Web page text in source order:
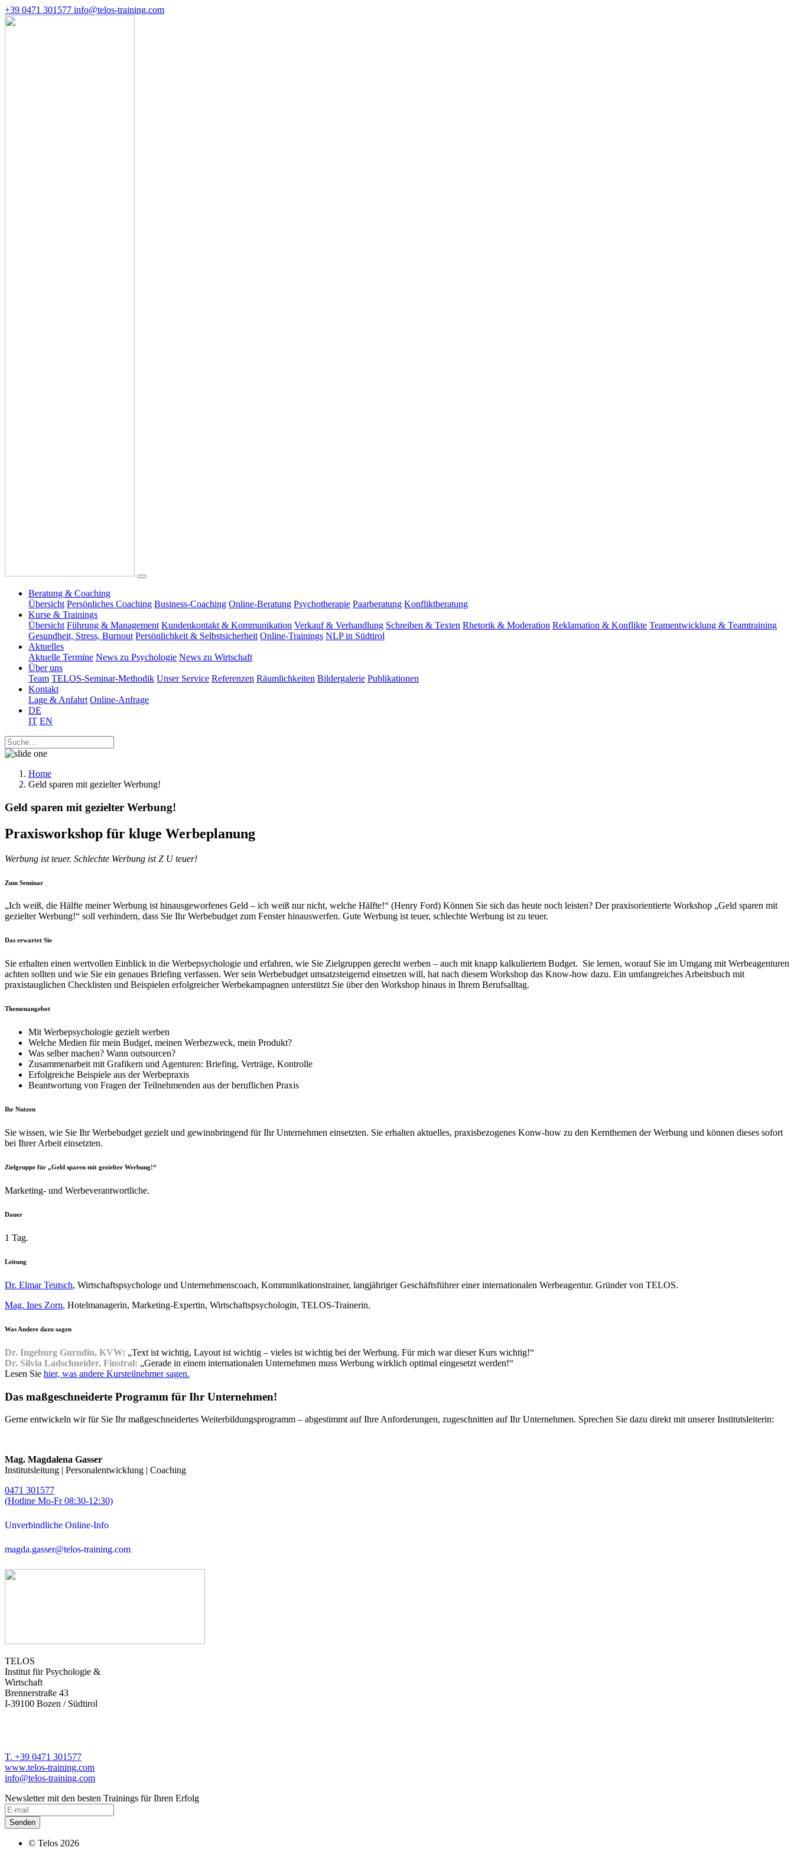
+39 0471 301577 info@telos-training.com
Beratung & Coaching
Übersicht Persönliches Coaching Business-Coaching Online-Beratung Psychotherapie Paarberatung Konfliktberatung
Kurse & Trainings
Übersicht Führung & Management Kundenkontakt & Kommunikation Verkauf & Verhandlung Schreiben & Texten Rhetorik & Moderation Reklamation & Konflikte Teamentwicklung & Teamtraining
Gesundheit, Stress, Burnout Persönlichkeit & Selbstsicherheit Online-Trainings NLP in Südtirol
Aktuelles
Aktuelle Termine News zu Psychologie News zu Wirtschaft
Über uns
Team TELOS-Seminar-Methodik Unser Service Referenzen Räumlichkeiten Bildergalerie Publikationen
Kontakt
Lage & Anfahrt Online-Anfrage
DE
IT EN
Home
Geld sparen mit gezielter Werbung!
Geld sparen mit gezielter Werbung!
Praxisworkshop für kluge Werbeplanung
Werbung ist teuer. Schlechte Werbung ist Z U teuer!
Zum Seminar
„Ich weiß, die Hälfte meiner Werbung ist hinausgeworfenes Geld – ich weiß nur nicht, welche Hälfte!“ (Henry Ford) Können Sie sich das heute noch leisten? Der praxisorientierte Workshop „Geld sparen mit
gezielter Werbung!“ soll verhindern, dass Sie Ihr Werbebudget zum Fenster hinauswerfen. Gute Werbung ist teuer, schlechte Werbung ist zu teuer.
Das erwartet Sie
Sie erhalten einen wertvollen Einblick in die Werbepsychologie und erfahren, wie Sie Zielgruppen gerecht werben – auch mit knapp kalkuliertem Budget. Sie lernen, worauf Sie im Umgang mit Werbeagenturen
achten sollten und wie Sie ein genaues Briefing verfassen. Wer sein Werbebudget umsatzsteigernd einsetzen will, hat nach diesem Workshop das Know-how dazu. Ein umfangreiches Arbeitsbuch mit
praxistauglichen Checklisten und Beispielen erfolgreicher Werbekampagnen unterstützt Sie über den Workshop hinaus in Ihrem Berufsalltag.
Themenangebot
Mit Werbepsychologie gezielt werben
Welche Medien für mein Budget, meinen Werbezweck, mein Produkt?
Was selber machen? Wann outsourcen?
Zusammenarbeit mit Grafikern und Agenturen: Briefing, Verträge, Kontrolle
Erfolgreiche Beispiele aus der Werbepraxis
Beantwortung von Fragen der Teilnehmenden aus der beruflichen Praxis
Ihr Nutzen
Sie wissen, wie Sie Ihr Werbebudget gezielt und gewinnbringend für Ihr Unternehmen einsetzten. Sie erhalten aktuelles, praxisbezogenes Konw-how zu den Kernthemen der Werbung und können dieses sofort
bei Ihrer Arbeit einsetzten.
Zielgruppe für „Geld sparen mit gezielter Werbung!“
Marketing- und Werbeverantwortliche.
Dauer
1 Tag.
Leitung
Dr. Elmar Teutsch, Wirtschaftspsychologe und Unternehmenscoach, Kommunikationstrainer, langjähriger Geschäftsführer einer internationalen Werbeagentur. Gründer von TELOS.
Mag. Ines Zorn, Hotelmanagerin, Marketing-Expertin, Wirtschaftspsychologin, TELOS-Trainerin.
Was Andere dazu sagen
Dr. Ingeburg Gurndin, KVW: „Text ist wichtig, Layout ist wichtig – vieles ist wichtig bei der Werbung. Für mich war dieser Kurs wichtig!“
Dr. Silvia Ladschneider, Finstral: „Gerade in einem internationalen Unternehmen muss Werbung wirklich optimal eingesetzt werden!“
Lesen Sie hier, was andere Kursteilnehmer sagen.
Das maßgeschneiderte Programm für Ihr Unternehmen!
Gerne entwickeln wir für Sie Ihr maßgeschneidertes Weiterbildungsprogramm – abgestimmt auf Ihre Anforderungen, zugeschnitten auf Ihr Unternehmen. Sprechen Sie dazu direkt mit unserer Institutsleiterin:
Mag. Magdalena Gasser
Institutsleitung | Personalentwicklung | Coaching
0471 301577
(Hotline Mo-Fr 08:30-12:30)
Unverbindliche Online-Info
magda.gasser@telos-training.com
TELOS
Institut für Psychologie &
Wirtschaft
Brennerstraße 43
I-39100 Bozen / Südtirol
T. +39 0471 301577
www.telos-training.com
info@telos-training.com
Newsletter mit den besten Trainings für Ihren Erfolg
© Telos 2026